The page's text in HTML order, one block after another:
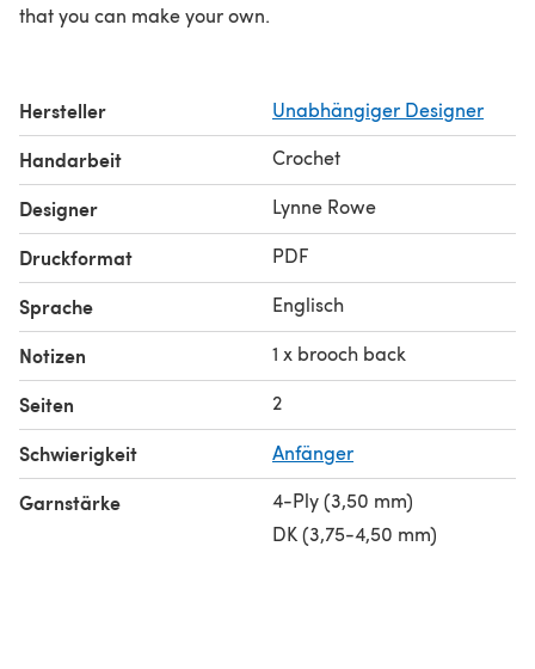
that you can make your own.
Hersteller Unabhängiger Designer
Handarbeit Crochet
Designer Lynne Rowe
Druckformat PDF
Sprache Englisch
Notizen 1 x brooch back
Seiten 2
Schwierigkeit Anfänger
Garnstärke
4-Ply (3,50 mm)
DK (3,75-4,50 mm)